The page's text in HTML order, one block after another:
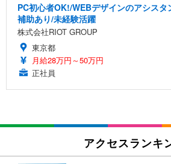
PC初心者OK!/WEBデザインのアシス
補助あり/未経験活躍
株式会社RIOT GROUP
東京都
月給28万円～50万円
正社員
アクセスランキ